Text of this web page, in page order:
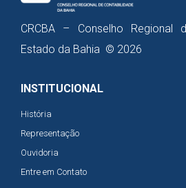
CRCBA – Conselho Regional
Estado da Bahia © 2026
INSTITUCIONAL
História
Representação
Ouvidoria
Entre em Contato